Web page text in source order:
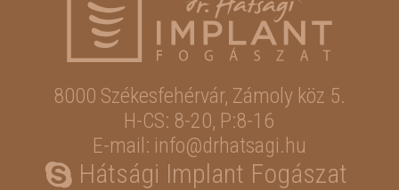
8000 Székesfehérvár, Zámoly köz 5.
H-CS: 8-20, P:8-16
E-mail: info@drhatsagi.hu
Hátsági Implant Fogászat